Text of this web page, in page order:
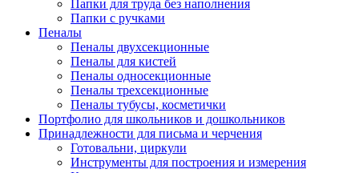
Папки для труда без наполнения
Папки с ручками
Пеналы
Пеналы двухсекционные
Пеналы для кистей
Пеналы односекционные
Пеналы трехсекционные
Пеналы тубусы, косметички
Портфолио для школьников и дошкольников
Принадлежности для письма и черчения
Готовальни, циркули
Инструменты для построения и измерения